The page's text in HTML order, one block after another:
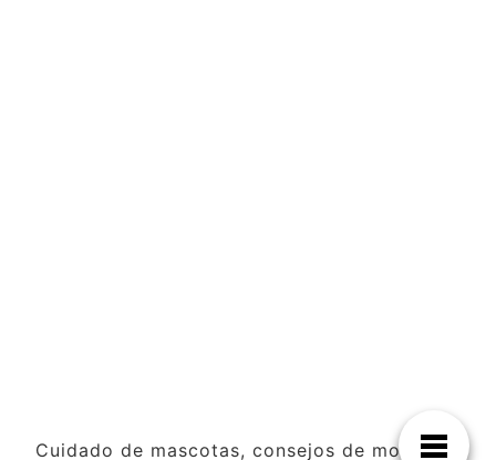
Cuidado de mascotas, consejos de moda y